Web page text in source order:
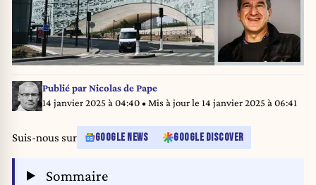
Publié parNicolas de Pape
14 janvier 2025 à 04:40• Mis à jour le 14 janvier 2025 à 06:41
Suis-nous sur GOOGLE NEWS GOOGLE DISCOVER
Sommaire